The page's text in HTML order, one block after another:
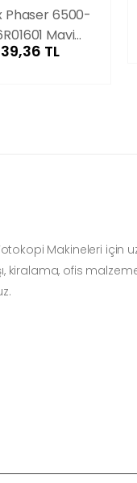
Phaser 6500-
Mavi
Toner
TL
Makineleri için
kiralama, ofis